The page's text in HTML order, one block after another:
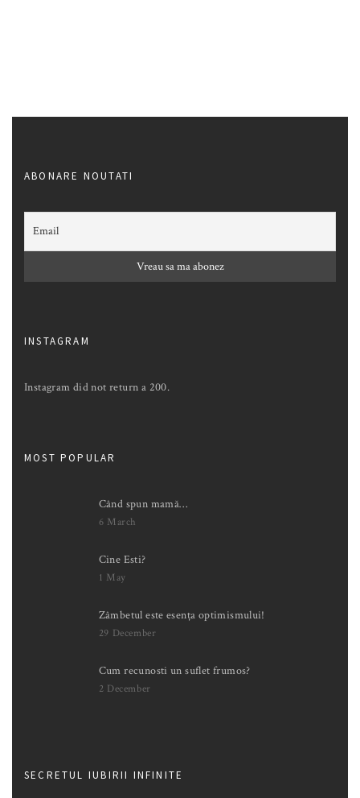
ABONARE NOUTATI
INSTAGRAM
Instagram did not return a 200.
MOST POPULAR
Când spun mamă…
6 March
Cine Esti?
1 May
Zâmbetul este esența optimismului!
29 December
Cum recunosti un suflet frumos?
2 December
SECRETUL IUBIRII INFINITE